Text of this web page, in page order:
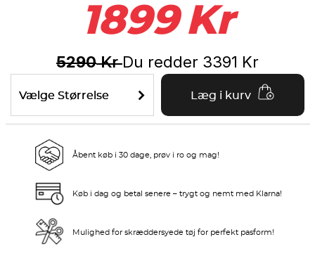
1899 Kr
5290KrDu redder 3391 Kr
Vælge Størrelse Læg i kurv
Åbent køb i 30 dage, prøv i ro og mag!
Køb i dag og betal senere – trygt og nemt med Klarna!
Mulighed for skræddersyede tøj for perfekt pasform!